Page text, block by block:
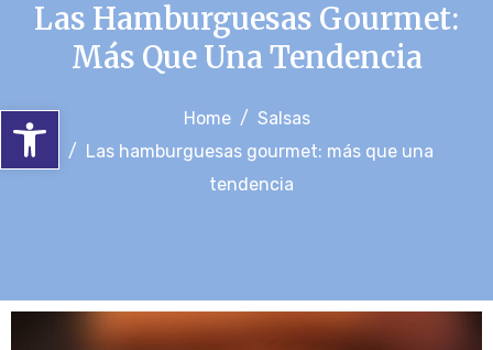
Abrir barra de herramientas
Las Hamburguesas Gourmet:
Más Que Una Tendencia
Home
Salsas
Las hamburguesas gourmet: más que una
tendencia